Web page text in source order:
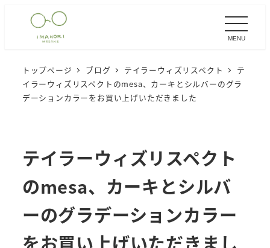
MENU
トップページ ブログ テイラーウィズリスペクト
テ
イラーウィズリスペクトのmesa、カーキとシルバーのグラ
デーションカラーをお買い上げいただきました
テイラーウィズリスペクト
のmesa、カーキとシルバ
ーのグラデーションカラー
をお買い上げいただきまし